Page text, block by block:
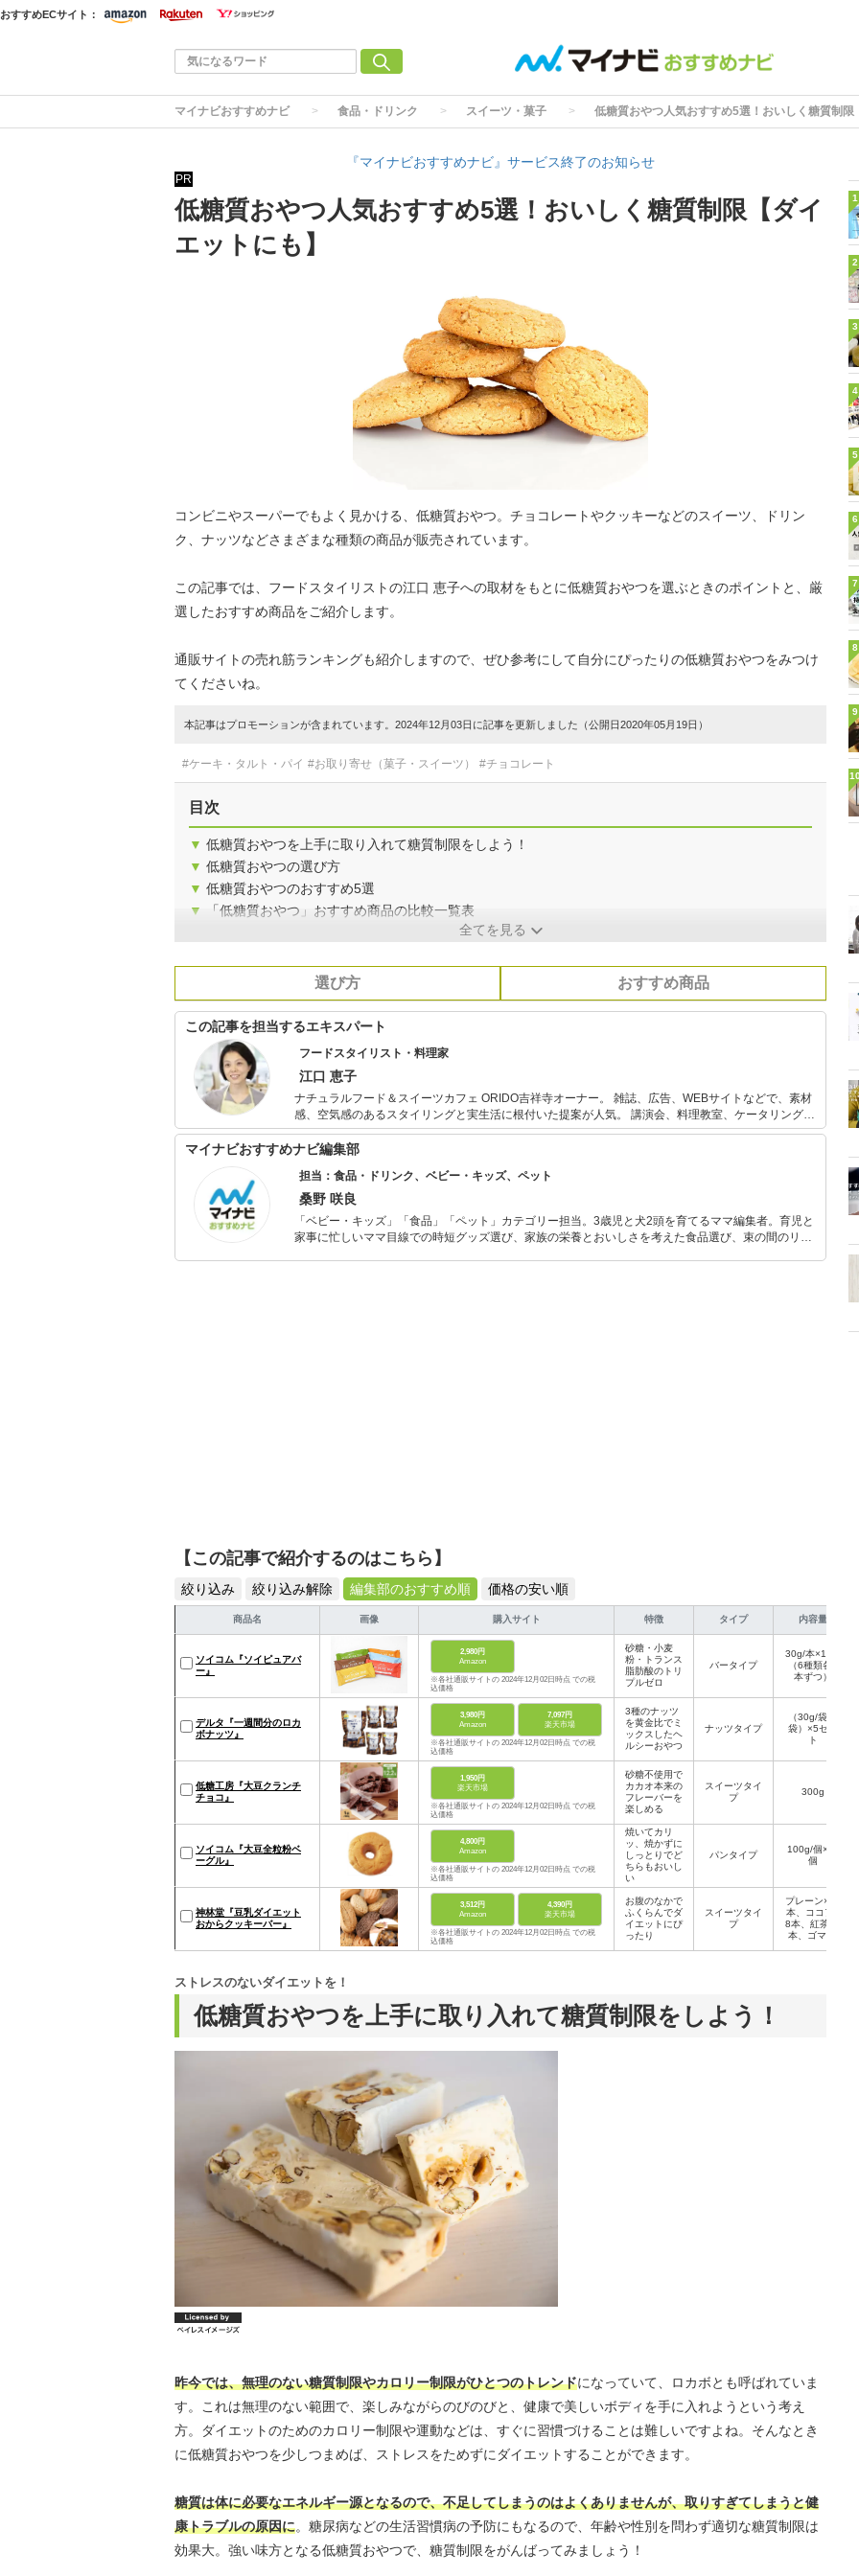
おすすめECサイト：
マイナビおすすめナビ 食品・ドリンク スイーツ・菓子 低糖質おやつ人気おすすめ5選！おいしく糖質制限
『マイナビおすすめナビ』サービス終了のお知らせ
PR
低糖質おやつ人気おすすめ5選！おいしく糖質制限【ダイ
エットにも】
コンビニやスーパーでもよく見かける、低糖質おやつ。チョコレートやクッキーなどのスイーツ、ドリン
ク、ナッツなどさまざまな種類の商品が販売されています。
この記事では、フードスタイリストの江口 恵子への取材をもとに低糖質おやつを選ぶときのポイントと、厳
選したおすすめ商品をご紹介します。
通販サイトの売れ筋ランキングも紹介しますので、ぜひ参考にして自分にぴったりの低糖質おやつをみつけ
てくださいね。
本記事はプロモーションが含まれています。2024年12月03日に記事を更新しました（公開日2020年05月19日）
#ケーキ・タルト・パイ #お取り寄せ（菓子・スイーツ） #チョコレート
目次
▼ 低糖質おやつを上手に取り入れて糖質制限をしよう！
▼ 低糖質おやつの選び方
▼ 低糖質おやつのおすすめ5選
▼
「低糖質おやつ」おすすめ商品の比較一覧表
全てを見る
選び方 おすすめ商品
この記事を担当するエキスパート
フードスタイリスト・料理家
江口 恵子
ナチュラルフード＆スイーツカフェ ORIDO吉祥寺オーナー。 雑誌、広告、WEBサイトなどで、素材
感、空気感のあるスタイリングと実生活に根付いた提案が人気。 講演会、料理教室、ケータリング、
カフェとあらゆるシチュエーションで野菜たっぷりのおいしくて体に優しい料理を伝えるべく活動
中。
マイナビおすすめナビ編集部
担当：食品・ドリンク、ベビー・キッズ、ペット
桑野 咲良
「ベビー・キッズ」「食品」「ペット」カテゴリー担当。3歳児と犬2頭を育てるママ編集者。育児と
家事に忙しいママ目線での時短グッズ選び、家族の栄養とおいしさを考えた食品選び、束の間のリラ
【この記事で紹介するのはこちら】
絞り込み 絞り込み解除 編集部のおすすめ順 価格の安い順
商品名 画像 購入サイト 特徴 タイプ 内容量
ソイコム『ソイピュアバ
ー』
2,980円
Amazon
※各社通販サイトの 2024年12月02日時点 での税
込価格
砂糖・小麦
粉・トランス
脂肪酸のトリ
プルゼロ
バータイプ
30g/本×12本
（6種類各2
本ずつ）
デルタ『一週間分のロカ
ボナッツ』
3,980円
Amazon
7,097円
楽天市場
※各社通販サイトの 2024年12月02日時点 での税
込価格
3種のナッツ
を黄金比でミ
ックスしたヘ
ルシーおやつ
ナッツタイプ
（30g/袋×7
袋）×5セッ
ト
低糖工房『大豆クランチ
チョコ』
1,950円
楽天市場
※各社通販サイトの 2024年12月02日時点 での税
込価格
砂糖不使用で
カカオ本来の
フレーバーを
楽しめる
スイーツタイ
プ
300g
ソイコム『大豆全粒粉ベ
ーグル』
4,800円
Amazon
※各社通販サイトの 2024年12月02日時点 での税
込価格
焼いてカリ
ッ、焼かずに
しっとりでど
ちらもおいし
い
パンタイプ
100g/個×12
個
神林堂『豆乳ダイエット
おからクッキーバー』
3,512円
Amazon
4,390円
楽天市場
※各社通販サイトの 2024年12月02日時点 での税
込価格
お腹のなかで
ふくらんでダ
イエットにぴ
ったり
スイーツタイ
プ
プレーン×26
本、ココア×
8本、紅茶×8
本、ゴマ×8
低糖質おやつを上手に取り入れて糖質制限をしよう！
ストレスのないダイエットを！
昨今では、無理のない糖質制限やカロリー制限がひとつのトレンドになっていて、ロカボとも呼ばれていま
す。これは無理のない範囲で、楽しみながらのびのびと、健康で美しいボディを手に入れようという考え
方。ダイエットのためのカロリー制限や運動などは、すぐに習慣づけることは難しいですよね。そんなとき
に低糖質おやつを少しつまめば、ストレスをためずにダイエットすることができます。
糖質は体に必要なエネルギー源となるので、不足してしまうのはよくありませんが、取りすぎてしまうと健
康トラブルの原因に。糖尿病などの生活習慣病の予防にもなるので、年齢や性別を問わず適切な糖質制限は
効果大。強い味方となる低糖質おやつで、糖質制限をがんばってみましょう！
1
2
3
4
5
6
7
8
9